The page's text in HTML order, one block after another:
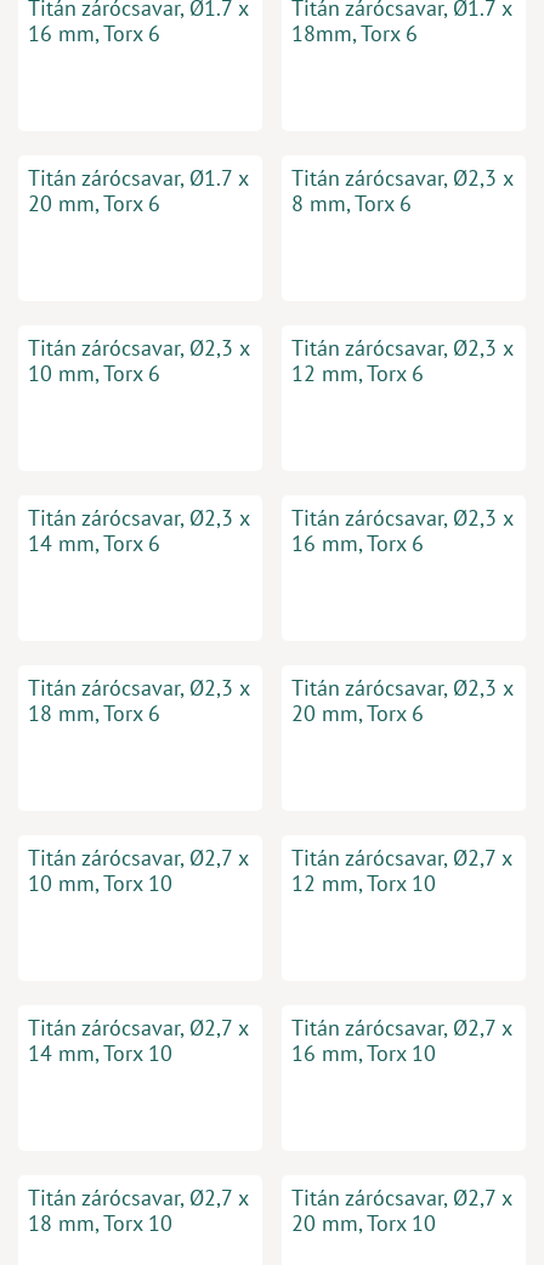
Titán zárócsavar, Ø1.7 x
16 mm, Torx 6
Titán zárócsavar, Ø1.7 x
18mm, Torx 6
Titán zárócsavar, Ø1.7 x
20 mm, Torx 6
Titán zárócsavar, Ø2,3 x
8 mm, Torx 6
Titán zárócsavar, Ø2,3 x
10 mm, Torx 6
Titán zárócsavar, Ø2,3 x
12 mm, Torx 6
Titán zárócsavar, Ø2,3 x
14 mm, Torx 6
Titán zárócsavar, Ø2,3 x
16 mm, Torx 6
Titán zárócsavar, Ø2,3 x
18 mm, Torx 6
Titán zárócsavar, Ø2,3 x
20 mm, Torx 6
Titán zárócsavar, Ø2,7 x
10 mm, Torx 10
Titán zárócsavar, Ø2,7 x
12 mm, Torx 10
Titán zárócsavar, Ø2,7 x
14 mm, Torx 10
Titán zárócsavar, Ø2,7 x
16 mm, Torx 10
Titán zárócsavar, Ø2,7 x
18 mm, Torx 10
Titán zárócsavar, Ø2,7 x
20 mm, Torx 10